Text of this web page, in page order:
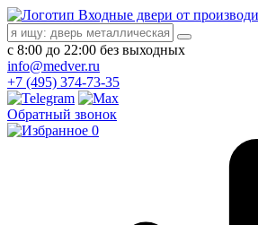
Входные двери от
с 8:00 до 22:00 без выходных
info@medver.ru
+7 (495) 374-73-35
Обратный звонок
0